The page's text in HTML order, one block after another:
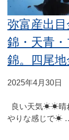
弥富産出
錦・天青
錦。四尾地
2025年4月30日
良い天気☀☀晴
やりな感じで☀